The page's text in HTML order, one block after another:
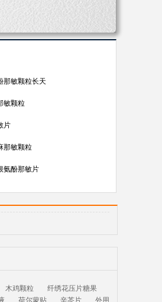
那敏颗粒长天
敏颗粒
片
那敏颗粒
氨酚那敏片
木鸡颗粒
纤绣花压片糖果
荷尔蒙贴 辛芩片 外用